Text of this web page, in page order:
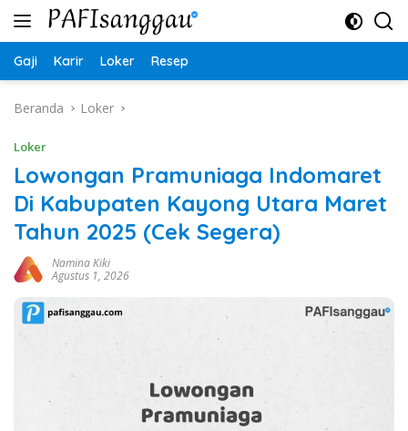
Langsung
Gaji Karir Loker Resep
Beranda Loker
Loker
Lowongan Pramuniaga Indomaret
Di Kabupaten Kayong Utara Maret
Tahun 2025 (Cek Segera)
Namina Kiki
Agustus 1, 2026